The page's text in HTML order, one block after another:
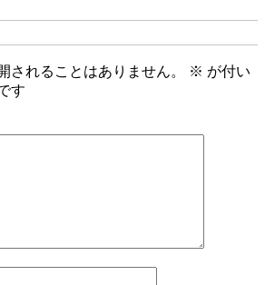
されることはありません。 ※ が付い
す